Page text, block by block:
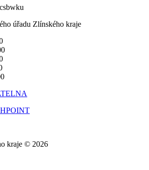
úřadu Zlínského kraje
kraje © 2026